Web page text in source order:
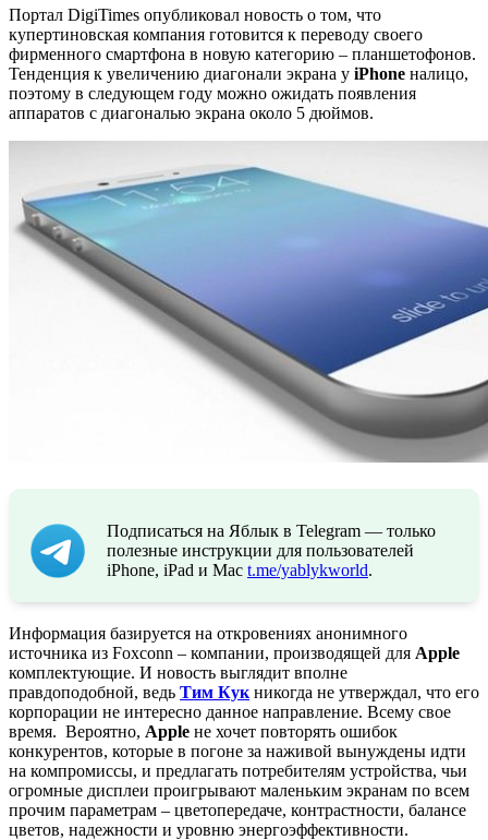
Портал DigiTimes опубликовал новость о том, что
купертиновская компания готовится к переводу своего
фирменного смартфона в новую категорию – планшетофонов.
Тенденция к увеличению диагонали экрана у iPhone налицо,
поэтому в следующем году можно ожидать появления
аппаратов с диагональю экрана около 5 дюймов.
Подписаться на Яблык в Telegram — только
полезные инструкции для пользователей
iPhone, iPad и Mac t.me/yablykworld.
Информация базируется на откровениях анонимного
источника из Foxconn – компании, производящей для Apple
комплектующие. И новость выглядит вполне
правдоподобной, ведь Тим Кук никогда не утверждал, что его
корпорации не интересно данное направление. Всему свое
время. Вероятно, Apple не хочет повторять ошибок
конкурентов, которые в погоне за наживой вынуждены идти
на компромиссы, и предлагать потребителям устройства, чьи
огромные дисплеи проигрывают маленьким экранам по всем
прочим параметрам – цветопередаче, контрастности, балансе
цветов, надежности и уровню энергоэффективности.